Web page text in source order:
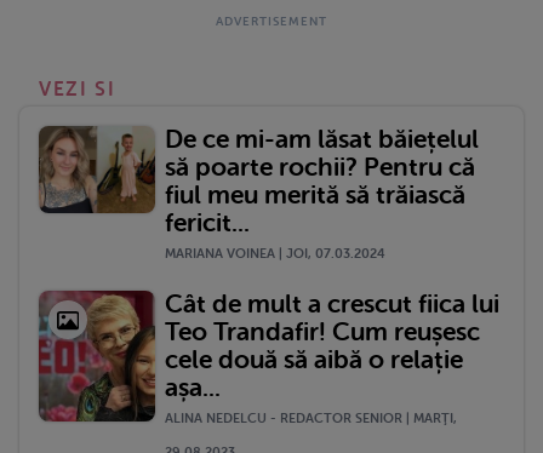
VEZI SI
De ce mi-am lăsat băiețelul
să poarte rochii? Pentru că
fiul meu merită să trăiască
fericit...
MARIANA VOINEA | JOI, 07.03.2024
Cât de mult a crescut fiica lui
Teo Trandafir! Cum reușesc
cele două să aibă o relație
așa...
ALINA NEDELCU - REDACTOR SENIOR | MARŢI,